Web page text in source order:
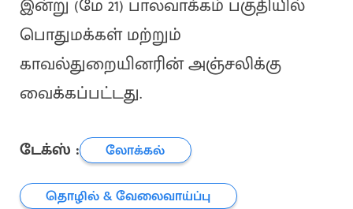
இன்று (மே 21) பாலவாக்கம் பகுதியில்
பொதுமக்கள் மற்றும்
காவல்துறையினரின் அஞ்சலிக்கு
வைக்கப்பட்டது.
டேக்ஸ் :
லோக்கல்
தொழில் & வேலைவாய்ப்பு